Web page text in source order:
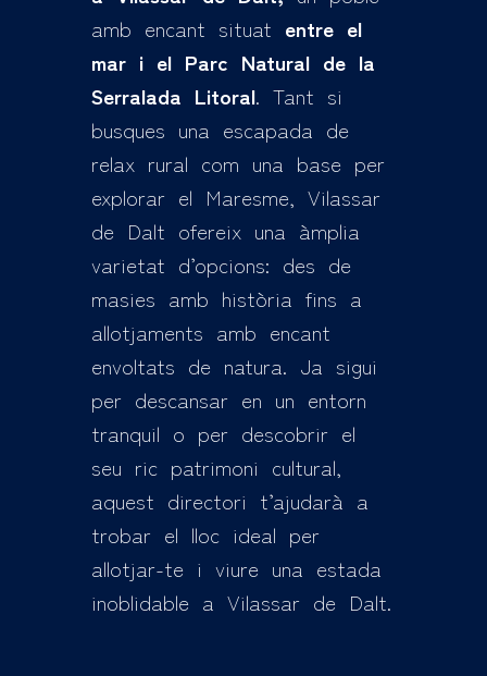
amb encant situat entre el
mar i el Parc Natural de la
Serralada Litoral. Tant si
busques una escapada de
relax rural com una base per
explorar el Maresme, Vilassar
de Dalt ofereix una àmplia
varietat d’opcions: des de
masies amb història fins a
allotjaments amb encant
envoltats de natura. Ja sigui
per descansar en un entorn
tranquil o per descobrir el
seu ric patrimoni cultural,
aquest directori t’ajudarà a
trobar el lloc ideal per
allotjar-te i viure una estada
inoblidable a Vilassar de Dalt.